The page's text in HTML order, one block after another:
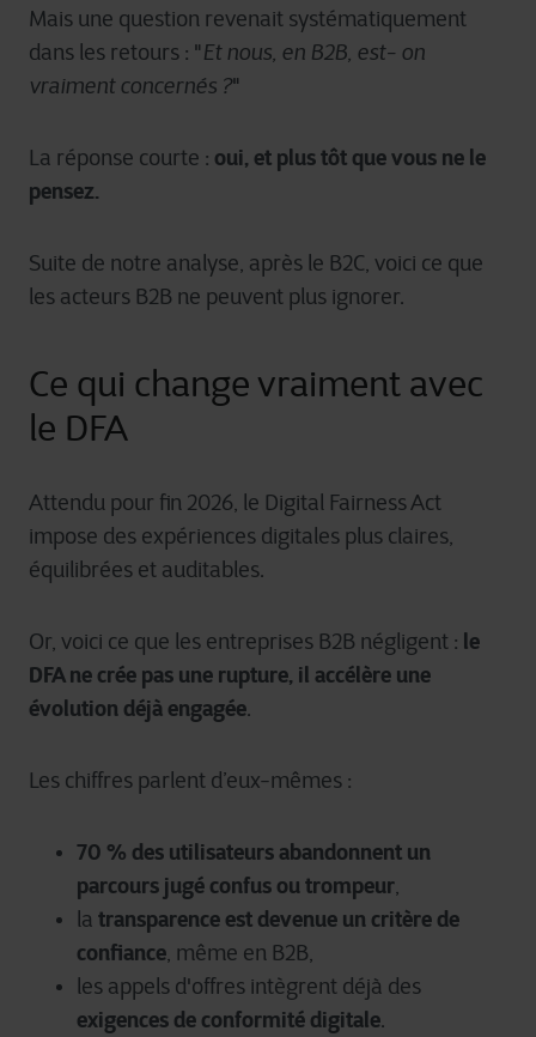
Mais une question revenait systématiquement
dans les retours : "Et nous, en B2B, est- on
vraiment concernés ?"
La réponse courte : oui, et plus tôt que vous ne le
pensez.
Suite de notre analyse, après le B2C, voici ce que
les acteurs B2B ne peuvent plus ignorer.
Ce qui change vraiment avec
le DFA
Attendu pour fin 2026, le Digital Fairness Act
impose des expériences digitales plus claires,
équilibrées et auditables.
Or, voici ce que les entreprises B2B négligent : le
DFA ne crée pas une rupture, il accélère une
évolution déjà engagée.
Les chiffres parlent d’eux-mêmes :
70 % des utilisateurs abandonnent un
parcours jugé confus ou trompeur,
la transparence est devenue un critère de
confiance, même en B2B,
les appels d'offres intègrent déjà des
exigences de conformité digitale.